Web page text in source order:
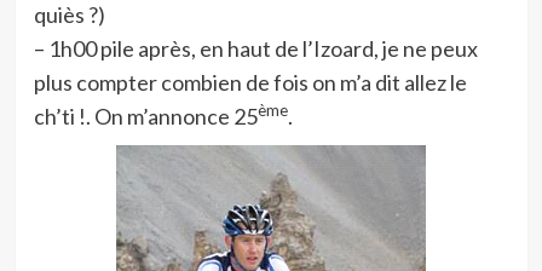
quiès ?)
– 1h00 pile après, en haut de l’Izoard, je ne peux
plus compter combien de fois on m’a dit allez le
ch’ti !. On m’annonce 25ème.